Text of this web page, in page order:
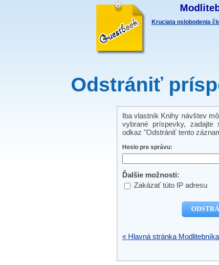
Kruciata oslobodenia
Odstrániť
Iba vlastník Knihy návštev
vybrané príspevky,
odkaz "Odstrániť tento
Heslo pre správu:
Ďalšie možnosti:
Zakázať túto IP adresu
« Hlavná stránka Modlitebníka